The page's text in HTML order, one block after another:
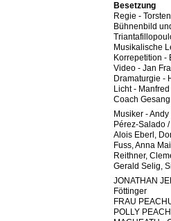
Besetzung
Regie -
Bühnenbild
Musikalische
Korrepetition -
Video - Jan
Dramaturgie -
Licht -
Coach
Musiker -
Pérez-Salado
Alois Eberl,
Fuss, Anna
Reithner,
Gerald Selig,
JONATHAN
Föttinger
FRAU
POLLY